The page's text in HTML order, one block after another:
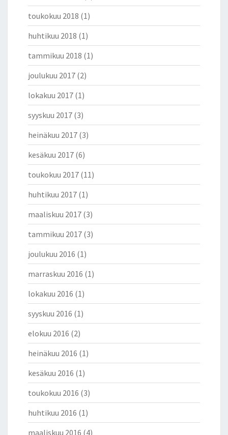
toukokuu 2018 (1)
huhtikuu 2018 (1)
tammikuu 2018 (1)
joulukuu 2017 (2)
lokakuu 2017 (1)
syyskuu 2017 (3)
heinäkuu 2017 (3)
kesäkuu 2017 (6)
toukokuu 2017 (11)
huhtikuu 2017 (1)
maaliskuu 2017 (3)
tammikuu 2017 (3)
joulukuu 2016 (1)
marraskuu 2016 (1)
lokakuu 2016 (1)
syyskuu 2016 (1)
elokuu 2016 (2)
heinäkuu 2016 (1)
kesäkuu 2016 (1)
toukokuu 2016 (3)
huhtikuu 2016 (1)
maaliskuu 2016 (4)